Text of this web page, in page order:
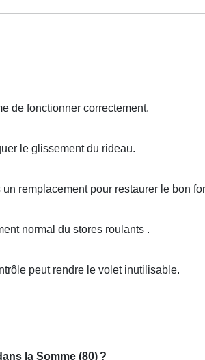
de fonctionner correctement.
le glissement du rideau.
remplacement pour restaurer le bon
normal du stores roulants .
peut rendre le volet inutilisable.
la Somme (80) ?